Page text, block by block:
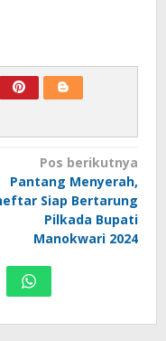
Pos berikutnya
Pantang Menyerah,
Siap Bertarung
Pilkada Bupati
Manokwari 2024